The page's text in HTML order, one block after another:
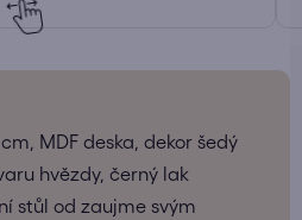
MDF deska, dekor šedý
hvězdy, černý lak
stůl od zaujme svým